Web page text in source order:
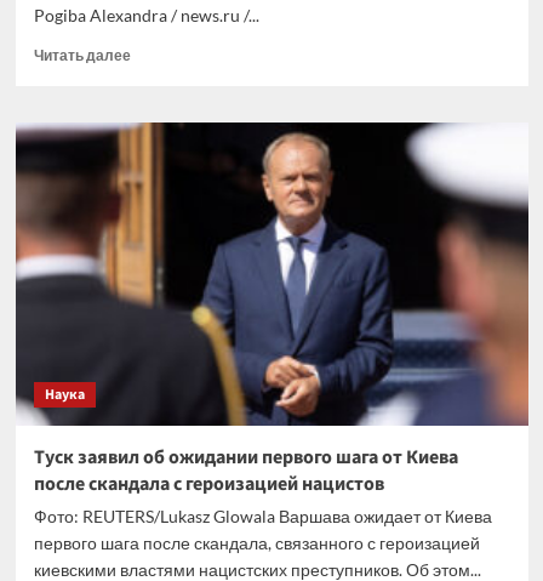
Pogiba Alexandra / news.ru /...
Читать далееПрочитать
В
попросили
Минцифры
Наука
Туск заявил об ожидании первого шага от Киева
после скандала с героизацией нацистов
Фото: REUTERS/Lukasz Glowala Варшава ожидает от Киева
первого шага после скандала, связанного с героизацией
киевскими властями нацистских преступников. Об этом...